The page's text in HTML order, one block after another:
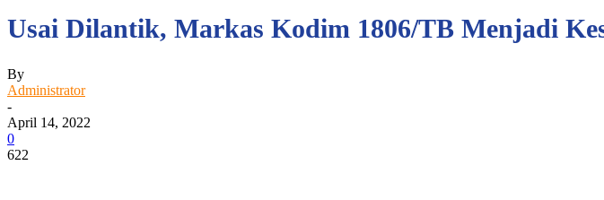
Usai Dilantik, Markas Kodim 1806/TB Menjadi
By
Administrator
-
April 14, 2022
0
622